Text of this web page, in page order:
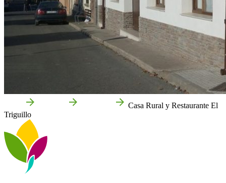
Casa Rural y Restaurante El
Triguillo